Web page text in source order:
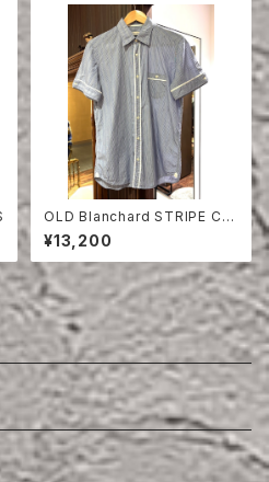
OLD Blanchard STRIPE CO
TTON HALF SLEEVE SHIRT
¥13,200